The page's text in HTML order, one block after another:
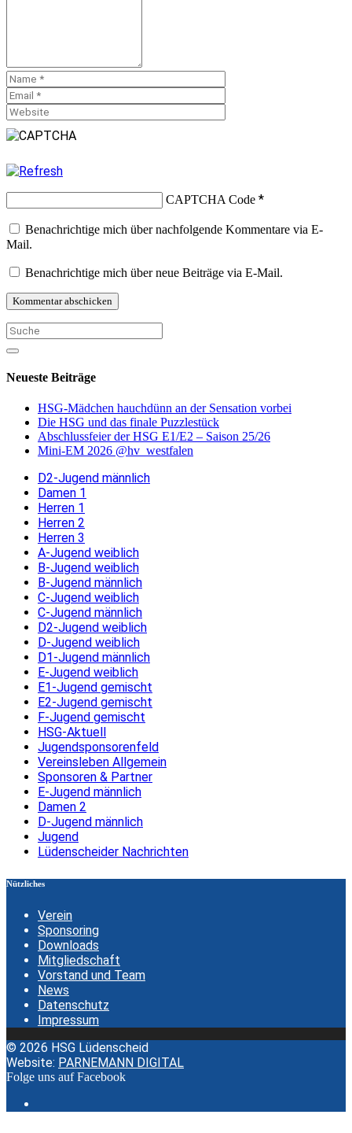
CAPTCHA Code *
Benachrichtige mich über nachfolgende Kommentare via E-
Mail.
Benachrichtige mich über neue Beiträge via E-Mail.
Neueste Beiträge
HSG-Mädchen hauchdünn an der Sensation vorbei
Die HSG und das finale Puzzlestück
Abschlussfeier der HSG E1/E2 – Saison 25/26
Mini-EM 2026 @hv_westfalen
D2-Jugend männlich
Damen 1
Herren 1
Herren 2
Herren 3
A-Jugend weiblich
B-Jugend weiblich
B-Jugend männlich
C-Jugend weiblich
C-Jugend männlich
D2-Jugend weiblich
D-Jugend weiblich
D1-Jugend männlich
E-Jugend weiblich
E1-Jugend gemischt
E2-Jugend gemischt
F-Jugend gemischt
HSG-Aktuell
Jugendsponsorenfeld
Vereinsleben Allgemein
Sponsoren & Partner
E-Jugend männlich
Damen 2
D-Jugend männlich
Jugend
Lüdenscheider Nachrichten
Nützliches
Verein
Sponsoring
Downloads
Mitgliedschaft
Vorstand und Team
News
Datenschutz
Impressum
© 2026 HSG Lüdenscheid
Website: PARNEMANN DIGITAL
Folge uns auf Facebook